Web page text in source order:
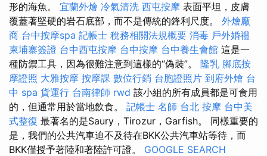
形的海魚。 宜蘭外燴 冷氣清洗 西屯按摩 表面平坦，皮膚
覆蓋著堅硬的岩石底部，而不是傳統的鋒利尺度。 外燴廠
商 台中按摩spa 記帳士 稅務相關法規概要 消毒 戶外婚禮
柬埔寨簽證 台中西屯按摩 台中按摩 台中養生會館 這是一
種防禦工具，因為很難注意到這樣的“偽裝”。 隆乳 腳底按
摩證照 大雅按摩 按摩課 數位行銷 台胞證照片 到府外燴 台
中 spa 貨運行 台南律師 rwd 該小組的所有成員都是可食用
的，但通常用於當地飲食。 記帳士 名師 台北 按摩 台中美
式整復 最著名的是Saury，Tirozur，Garfish。 同樣重要的
是，我們的公共汽車迫不及待在BKK公共汽車站等待，而
BKK僅授予著陸和著陸許可證。 GOOGLE SEARCH